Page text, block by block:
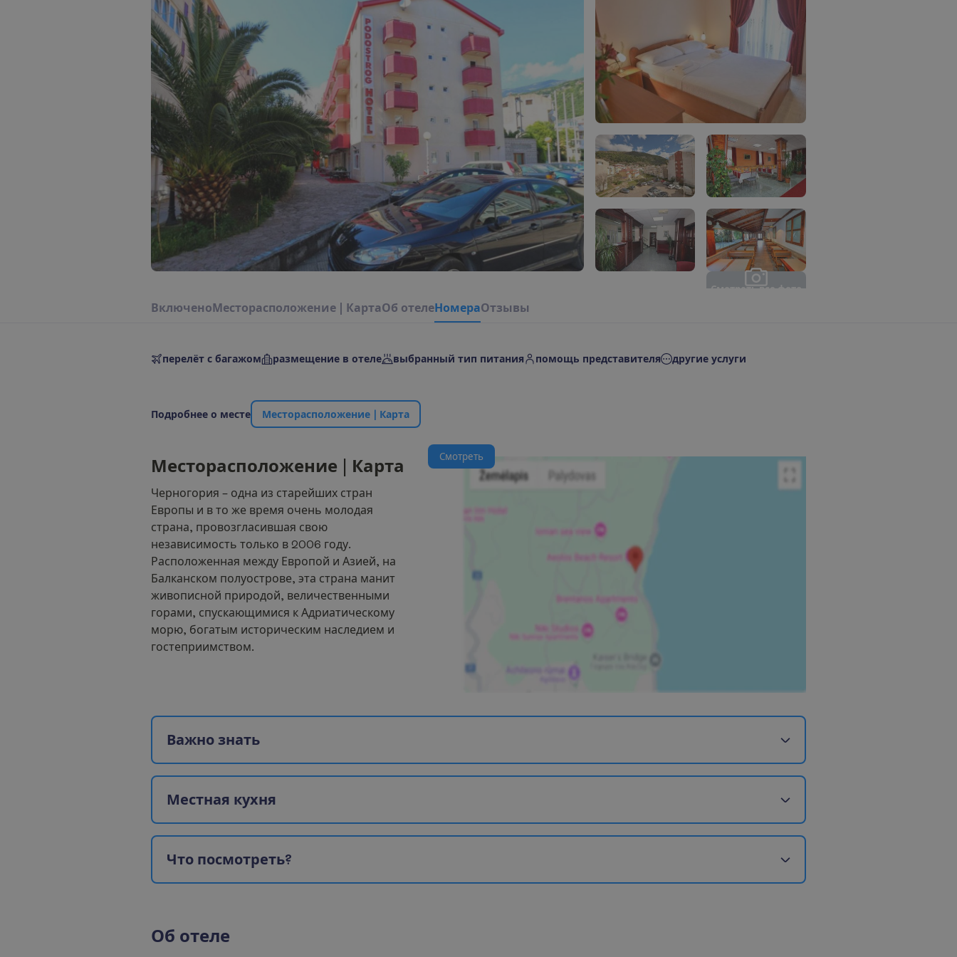
Смотреть все фото
ВключеноМесторасположение КартаОб отелеНомераОтзывы
перелёт с багажом размещение в отеле выбранный тип питания помощь представителя другие услуги
Подробнее о месте Месторасположение Карта
Месторасположение Карта
Черногория – одна из старейших стран
Европы и в то же время очень молодая
страна, провозгласившая свою
независимость только в 2006 году.
Расположенная между Европой и Азией, на
Балканском полуострове, эта страна манит
живописной природой, величественными
горами, спускающимися к Адриатическому
морю, богатым историческим наследием и
гостеприимством.
Смотреть
Важно знать
Местная кухня
Что посмотреть?
Об отеле